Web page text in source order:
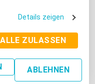
Details zeigen
ALLE ZULASSEN
ABLEHNEN